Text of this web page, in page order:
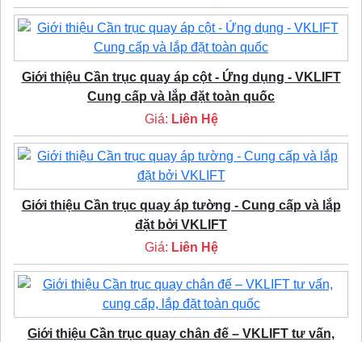
Giới thiệu Cần trục quay áp cột - Ứng dụng - VKLIFT
Cung cấp và lắp đặt toàn quốc
Giá: Liên Hệ
Giới thiệu Cần trục quay áp tường - Cung cấp và lắp
đặt bởi VKLIFT
Giá: Liên Hệ
Giới thiệu Cần trục quay chân đế – VKLIFT tư vấn,